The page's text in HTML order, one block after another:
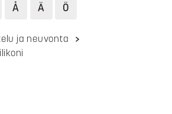
Å Ä Ö
ja neuvonta